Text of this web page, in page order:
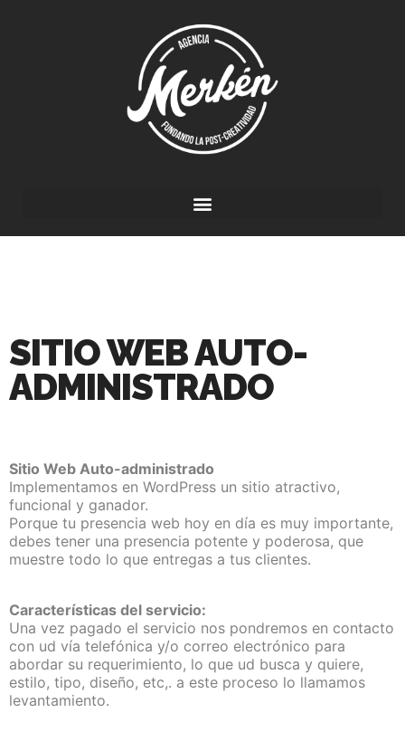
SITIO WEB AUTO-
ADMINISTRADO
Sitio Web Auto-administrado
Implementamos en WordPress un sitio atractivo,
funcional y ganador.
Porque tu presencia web hoy en día es muy importante,
debes tener una presencia potente y poderosa, que
muestre todo lo que entregas a tus clientes.
Características del servicio:
Una vez pagado el servicio nos pondremos en contacto
con ud vía telefónica y/o correo electrónico para
abordar su requerimiento, lo que ud busca y quiere,
estilo, tipo, diseño, etc,. a este proceso lo llamamos
levantamiento.